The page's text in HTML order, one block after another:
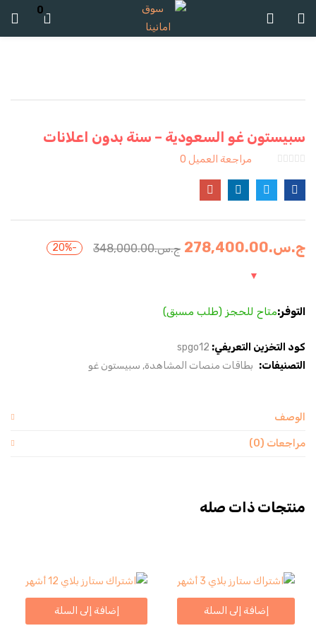
0
ادخل اسم المستخدم وكلمة المرور للدخول.
تذكرنى
تسجيل الدخول
سبيستون غو السعودية – سنة بدون اعلانات
مراجعة العميل 0
ج.س.278,400.00 ج.س.348,000.00
-20%
التوفر:متاح للحجز (طلب مسبق)
كود التخزين التعريفي: spgo12
التصنيفات: بطاقات منصات المشاهدة سبيستون غو
الوصف
مراجعات (0)
منتجات ذات صله
إضافة إلى السلة إضافة إلى السلة